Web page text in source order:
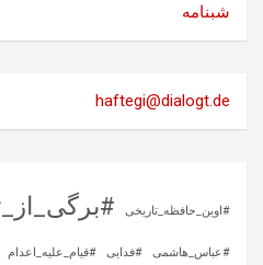
شبنامه
haftegi@dialogt.de
#اوین_حافظه_تاریخی
#عباس_هاشمی #فدایی #قیام_علیه_اعدام